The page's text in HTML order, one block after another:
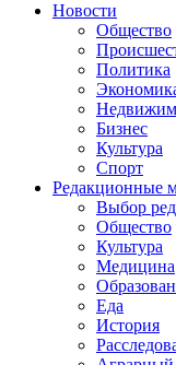
Новости
Общество
Политика
Бизнес
Культура
Спорт
Редакционные
Выбор
Общество
Культура
Медицина
Еда
История